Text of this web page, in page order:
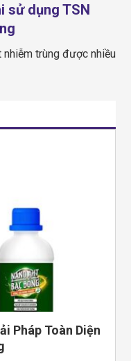
sử dụng TSN
trùng được nhiều
Pháp Toàn Diện